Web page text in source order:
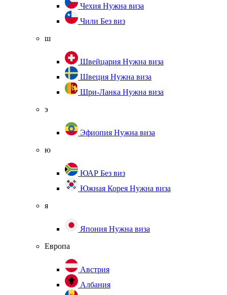
Чехия Нужна виза
Чили Без виз
ш
Швейцария Нужна виза
Швеция Нужна виза
Шри-Ланка Нужна виза
э
Эфиопия Нужна виза
ю
ЮАР Без виз
Южная Корея Нужна виза
я
Япония Нужна виза
Европа
Австрия
Албания